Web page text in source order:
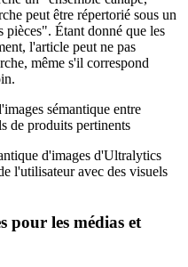
peut être répertorié sous un
Étant donné que les
l'article peut ne pas
même s'il correspond
d'images d'Ultralytics
l'utilisateur avec des visuels
pour les médias et